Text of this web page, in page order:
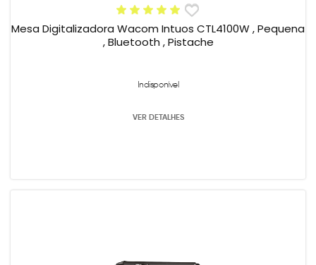
Mesa Digitalizadora Wacom Intuos CTL4100W , Pequena
, Bluetooth , Pistache
Indisponível
VER DETALHES